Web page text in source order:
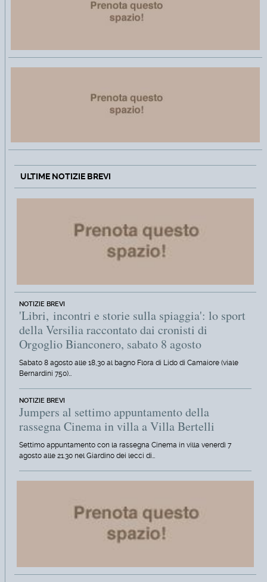
ULTIME NOTIZIE BREVI
NOTIZIE BREVI
'Libri, incontri e storie sulla spiaggia': lo sport
della Versilia raccontato dai cronisti di
Orgoglio Bianconero, sabato 8 agosto
Sabato 8 agosto alle 18,30 al bagno Flora di Lido di Camaiore (viale
Bernardini 750)…
NOTIZIE BREVI
Jumpers al settimo appuntamento della
rassegna Cinema in villa a Villa Bertelli
Settimo appuntamento con la rassegna Cinema in villa venerdì 7
agosto alle 21.30 nel Giardino dei lecci di…